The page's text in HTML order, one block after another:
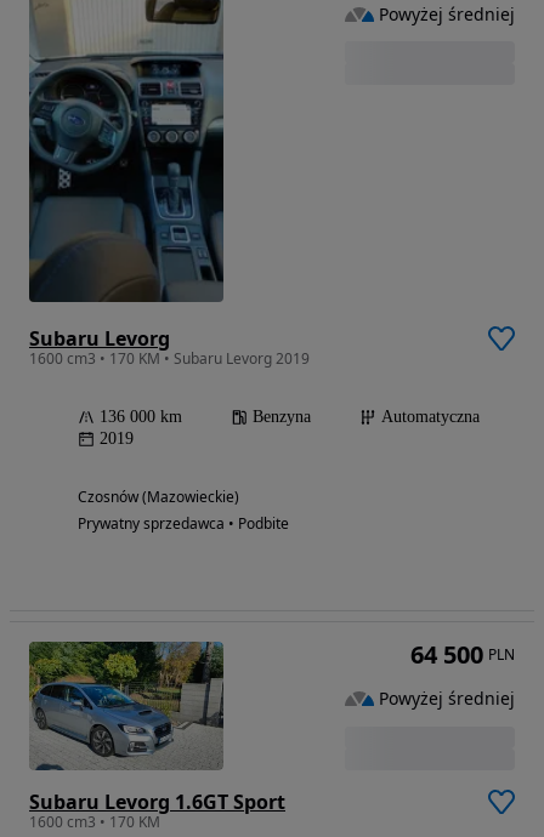
Subaru Levorg
1600 cm3 • 170 KM • Subaru Levorg 2019
136 000 km Benzyna
Automatyczna
2019
Czosnów (Mazowieckie)
Prywatny sprzedawca • Podbite
Powyżej średniej
Subaru Levorg 1.6GT Sport
1600 cm3 • 170 KM
64 500 PLN
Powyżej średniej